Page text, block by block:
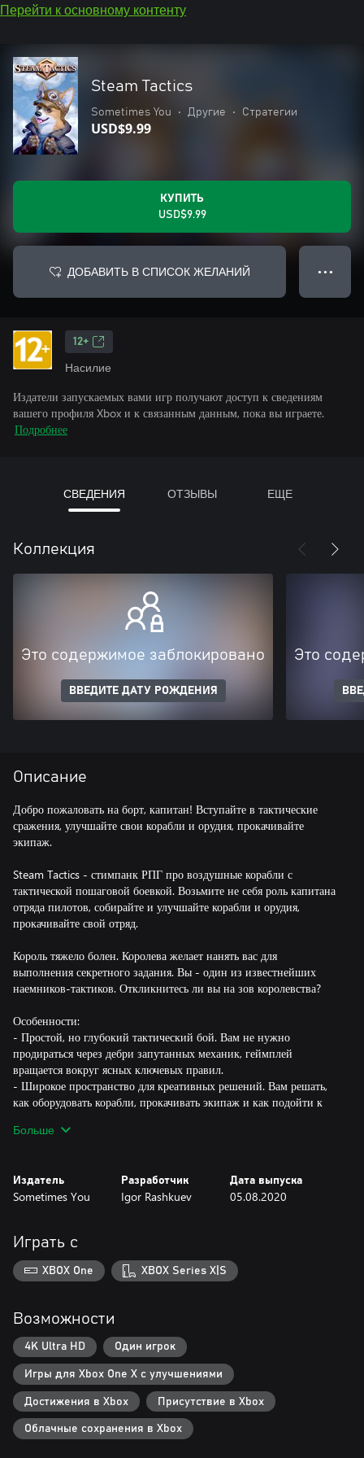
Перейти к основному контенту
Steam Tactics
Sometimes You • Другие • Стратегии
USD$9.99
КУПИТЬ
USD$9.99
ДОБАВИТЬ В СПИСОК ЖЕЛАНИЙ ● ● ●
12+
Насилие
Издатели запускаемых вами игр получают доступ к сведениям
вашего профиля Xbox и к связанным данным, пока вы играете.
Подробнее
СВЕДЕНИЯ ОТЗЫВЫ ЕЩЕ
Коллекция
Это содержимое заблокировано
ВВЕДИТЕ ДАТУ РОЖДЕНИЯ
Это
Описание
Добро пожаловать на борт, капитан! Вступайте в тактические
сражения, улучшайте свои корабли и орудия, прокачивайте
экипаж.
Steam Tactics - стимпанк РПГ про воздушные корабли с
тактической пошаговой боевкой. Возьмите не себя роль капитана
отряда пилотов, собирайте и улучшайте корабли и орудия,
прокачивайте свой отряд.
Король тяжело болен. Королева желает нанять вас для
выполнения секретного задания. Вы - один из известнейших
наемников-тактиков. Откликнитесь ли вы на зов королевства?
Особенности:
- Простой, но глубокий тактический бой. Вам не нужно
продираться через дебри запутанных механик, геймплей
вращается вокруг ясных ключевых правил.
- Широкое пространство для креативных решений. Вам решать,
как оборудовать корабли, прокачивать экипаж и как подойти к
- Разнообразная система прокачки: собирайте материалы чтобы
- Минимальный рандом. Победа зависит от ваших тактических
навыков и мудрого менеджмента. Малая толика случайности
- Сложность, подходящая для разных уровней навыка.
Больше
Издатель
Sometimes You
Разработчик
Igor Rashkuev
Дата выпуска
05.08.2020
Играть с
XBOX One XBOX Series X|S
Возможности
4K Ultra HD Один игрок
Игры для Xbox One X с улучшениями
Достижения в Xbox Присутствие в Xbox
Облачные сохранения в Xbox